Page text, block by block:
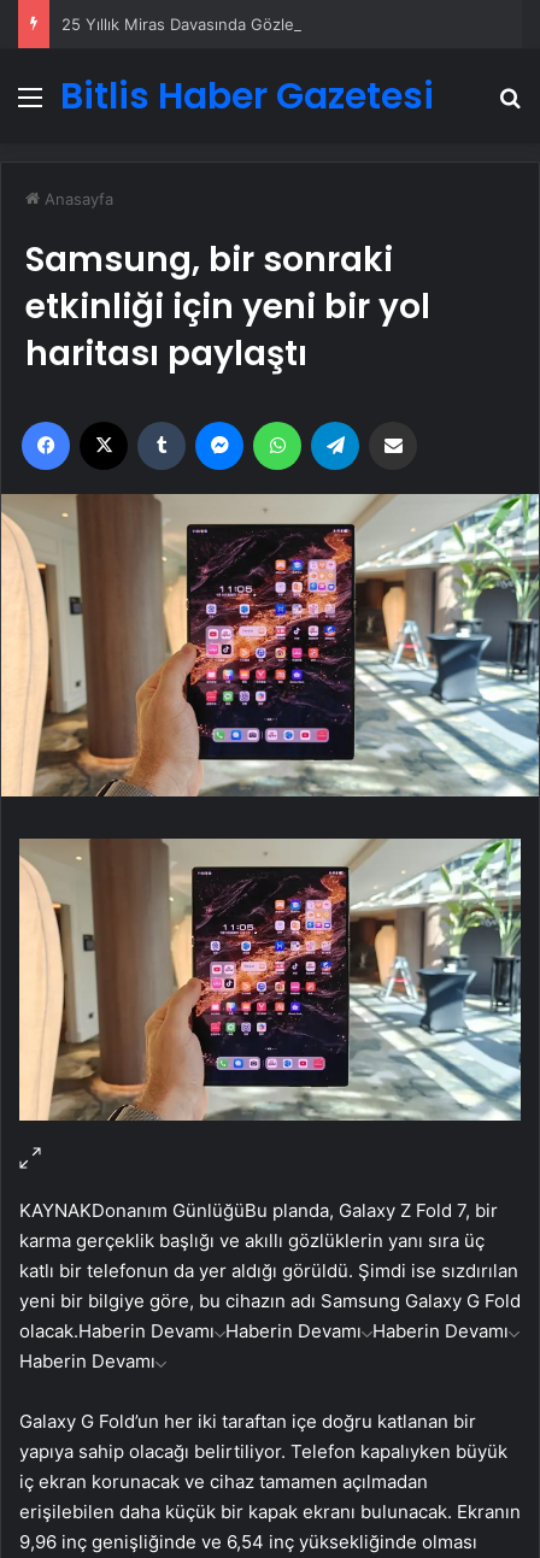
Menü
Bitlis Haber Gazetesi
Anasayfa
Samsung, bir sonraki
etkinliği için yeni bir yol
haritası paylaştı
Facebook Tumblr MessengerWhatsApp
KAYNAKDonanım GünlüğüBu planda, Galaxy Z Fold 7, bir
karma gerçeklik başlığı ve akıllı gözlüklerin yanı sıra üç
katlı bir telefonun da yer aldığı görüldü. Şimdi ise sızdırılan
yeni bir bilgiye göre, bu cihazın adı Samsung Galaxy G Fold
olacak.Haberin Devamı Haberin Devamı Haberin Devamı
Haberin Devamı
Galaxy G Fold’un her iki taraftan içe doğru katlanan bir
yapıya sahip olacağı belirtiliyor. Telefon kapalıyken büyük
iç ekran korunacak ve cihaz tamamen açılmadan
erişilebilen daha küçük bir kapak ekranı bulunacak. Ekranın
9,96 inç genişliğinde ve 6,54 inç yüksekliğinde olması